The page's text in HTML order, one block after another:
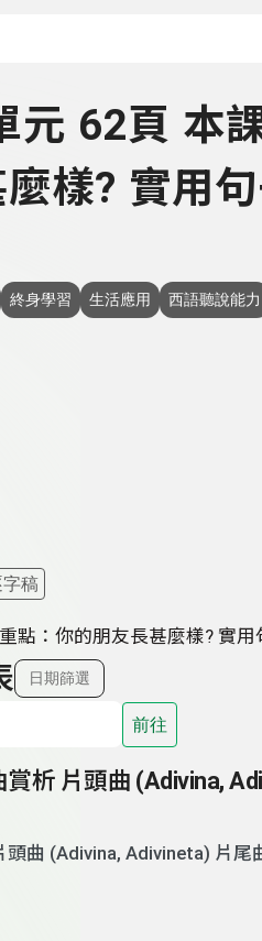
元 62頁 本
樣? 實用
終身學習 生活應用 西語聽說能力
字稿
點：你的朋友長甚麼樣? 實
日期篩選
前往
歌曲賞析